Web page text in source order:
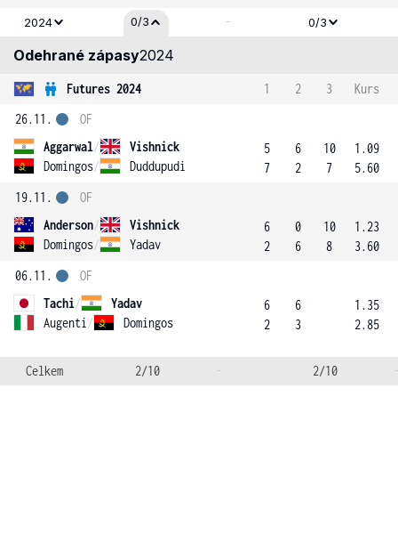
2024
0/3 - 0/3
Odehrané zápasy2024
Futures 2024 1 2 3
Kurs
26.11.
Aggarwal/
Vishnick
Domingos/ Duddupudi
OF
5
7
6
2
10
7
1.09
5.60
19.11.
Anderson/
Vishnick
Domingos/ Yadav
OF
6
2
0
6
10
8
1.23
3.60
06.11.
Tachi/
Yadav
Augenti / Domingos
OF
6
2
6
3
1.35
2.85
Celkem 2/10 - 2/10